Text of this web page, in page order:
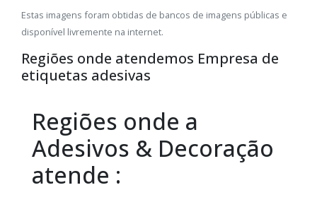
Estas imagens foram obtidas de bancos de imagens públicas e
disponível livremente na internet.
Regiões onde atendemos Empresa de
etiquetas adesivas
Regiões onde a
Adesivos & Decoração
atende :